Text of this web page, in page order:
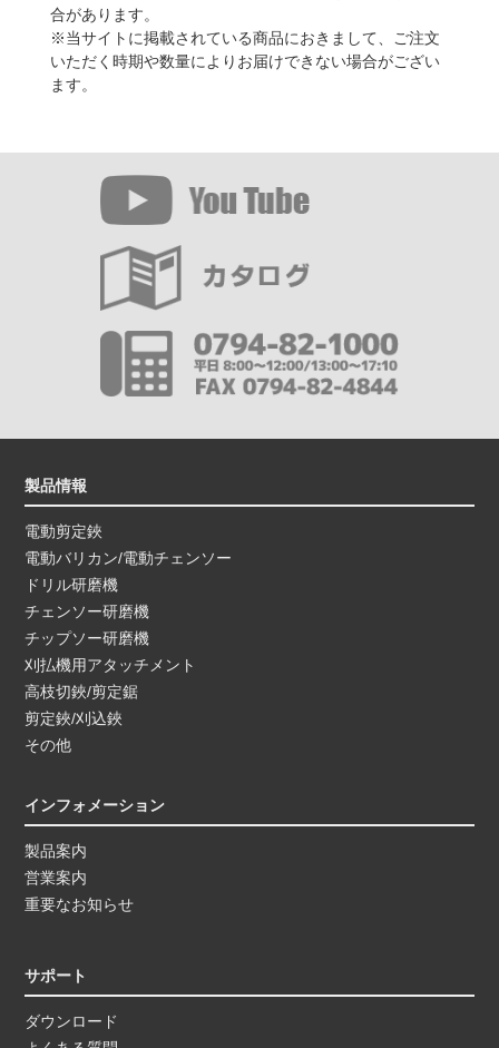
合があります。
※当サイトに掲載されている商品におきまして、ご注文
いただく時期や数量によりお届けできない場合がござい
ます。
製品情報
電動剪定鋏
電動バリカン/電動チェンソー
ドリル研磨機
チェンソー研磨機
チップソー研磨機
刈払機用アタッチメント
高枝切鋏/剪定鋸
剪定鋏/刈込鋏
その他
インフォメーション
製品案内
営業案内
重要なお知らせ
サポート
ダウンロード